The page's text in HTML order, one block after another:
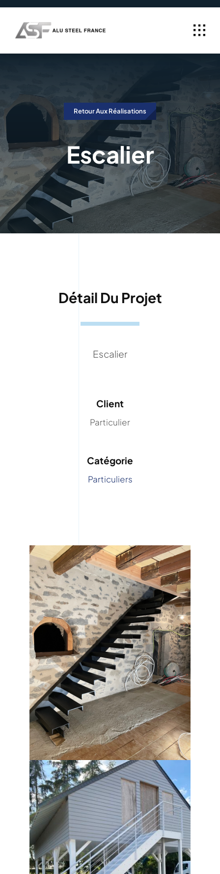
Passer
contenu
Retour Aux Réalisations
Escalier
Détail Du Projet
Escalier
Client
Particulier
Catégorie
Particuliers